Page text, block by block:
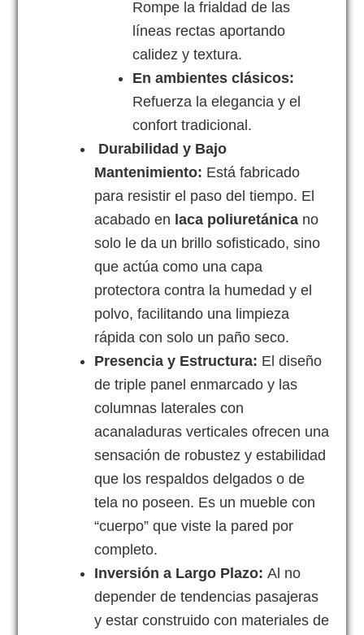
Rompe la frialdad de las
líneas rectas aportando
calidez y textura.
En ambientes clásicos:
Refuerza la elegancia y el
confort tradicional.
Durabilidad y Bajo
Mantenimiento: Está fabricado
para resistir el paso del tiempo. El
acabado en laca poliuretánica no
solo le da un brillo sofisticado, sino
que actúa como una capa
protectora contra la humedad y el
polvo, facilitando una limpieza
rápida con solo un paño seco.
Presencia y Estructura: El diseño
de triple panel enmarcado y las
columnas laterales con
acanaladuras verticales ofrecen una
sensación de robustez y estabilidad
que los respaldos delgados o de
tela no poseen. Es un mueble con
“cuerpo” que viste la pared por
completo.
Inversión a Largo Plazo:Al no
depender de tendencias pasajeras
y estar construido con materiales de